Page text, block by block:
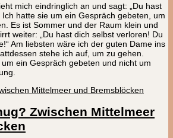
mich eindringlich an und sagt: „Du hast
hatte sie um ein Gespräch gebeten, um
Es ist Sommer und der Raum klein und
weiter: „Du hast dich selbst verloren! Du
Am liebsten wäre ich der guten Dame ins
stehe ich auf, um zu gehen.
ein Gespräch gebeten und nicht um
Zwischen Mittelmeer